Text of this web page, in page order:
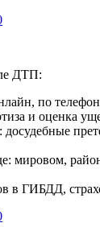
ДТП:
по
и оценка
мировом,
в ГИБДД,